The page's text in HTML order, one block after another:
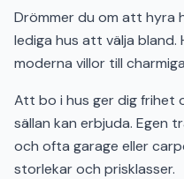
Drömmer du om att hyra
lediga hus att välja
moderna villor till
Att bo i hus ger dig frihet
sällan kan erbjuda. Egen
och ofta garage eller
storlekar och prisklasser.